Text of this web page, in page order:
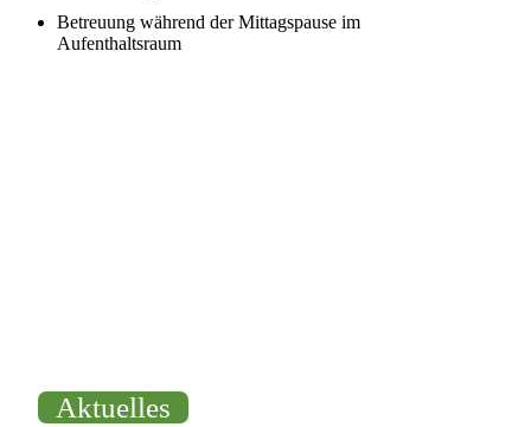
Betreuung während der Mittagspause im
Aufenthaltsraum
Aktuelles